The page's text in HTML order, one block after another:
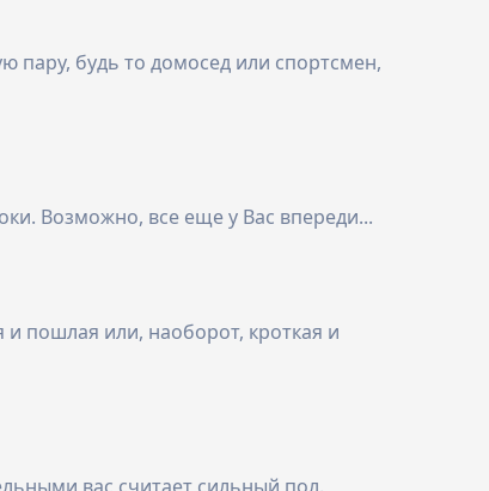
пару, будь то домосед или спортсмен,
Возможно, все еще у Вас впереди...
пошлая или, наоборот, кроткая и
вас считает сильный пол.